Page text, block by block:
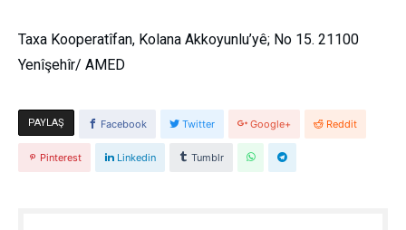
Taxa Kooperatîfan, Kolana Akkoyunlu’yê; No 15. 21100
Yenîşehîr/ AMED
PAYLAŞ Facebook Twitter Google+ Reddit
Pinterest Linkedin Tumblr